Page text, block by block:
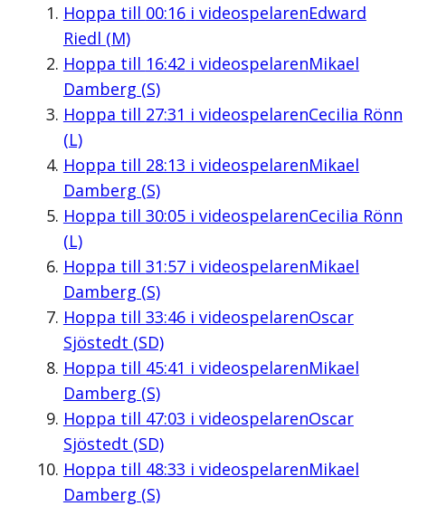
Hoppa till 00:16i videospelarenEdward
Riedl (M)
Hoppa till 16:42 i videospelarenMikael
Damberg (S)
Hoppa till 27:31 i videospelarenCecilia Rönn
(L)
Hoppa till 28:13 i videospelarenMikael
Damberg (S)
Hoppa till 30:05i videospelarenCecilia Rönn
(L)
Hoppa till 31:57i videospelarenMikael
Damberg (S)
Hoppa till 33:46i videospelarenOscar
Sjöstedt (SD)
Hoppa till 45:41 i videospelarenMikael
Damberg (S)
Hoppa till 47:03 i videospelarenOscar
Sjöstedt (SD)
Hoppa till 48:33 i videospelarenMikael
Damberg (S)